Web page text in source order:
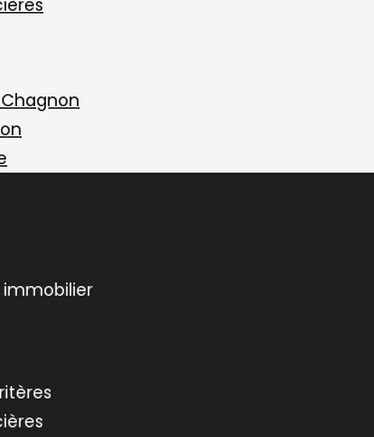
m²
6 pièces La Grand-Croix
immobilier